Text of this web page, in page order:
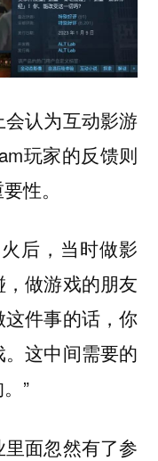
会认为互动影游
玩家的反馈则
性。
后，当时做影
做游戏的朋友
件事的话，你
这中间需要的
”
面忽然有了参